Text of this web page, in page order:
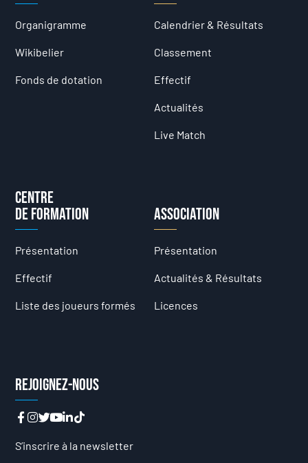
Organigramme
Wikibelier
Fonds de dotation
Calendrier & Résultats
Classement
Effectif
Actualités
Live Match
Centre
de formation
Présentation
Effectif
Liste des joueurs formés
Association
Présentation
Actualités & Résultats
Licences
Rejoignez-nous
S’inscrire à la newsletter